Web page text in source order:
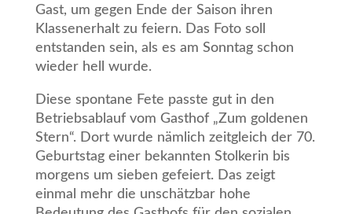
Gast, um gegen Ende der Saison ihren
Klassenerhalt zu feiern. Das Foto soll
entstanden sein, als es am Sonntag schon
wieder hell wurde.
Diese spontane Fete passte gut in den
Betriebsablauf vom Gasthof „Zum goldenen
Stern“. Dort wurde nämlich zeitgleich der 70.
Geburtstag einer bekannten Stolkerin bis
morgens um sieben gefeiert. Das zeigt
einmal mehr die unschätzbar hohe